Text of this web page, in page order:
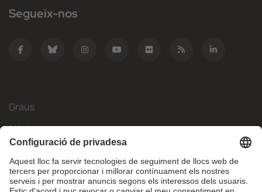
Segueix-nos
Graus
Màsters
Mobilitat Internacional
Recerca